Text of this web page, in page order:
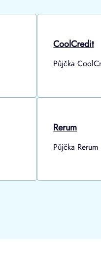
CoolCredit
Půjčka
Rerum
Půjčka Rerum